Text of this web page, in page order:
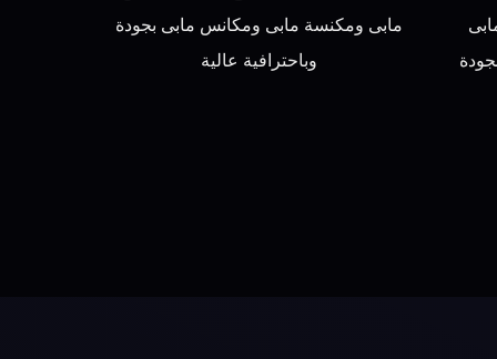
مابى ومكنسة مابى ومكانس مابى بجودة
وباحترافية عالية